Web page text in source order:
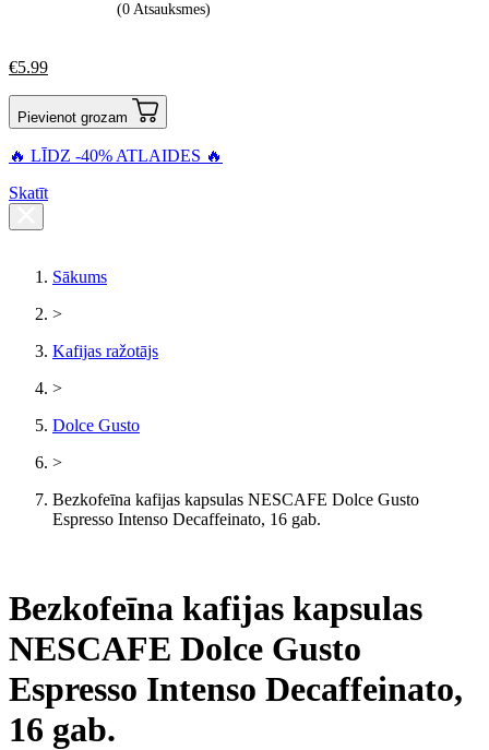
(0 Atsauksmes)
€5.99
Pievienot grozam
🔥 LĪDZ -40% ATLAIDES 🔥
Skatīt
Sākums
>
Kafijas ražotājs
>
Dolce Gusto
>
Bezkofeīna kafijas kapsulas NESCAFE Dolce Gusto
Espresso Intenso Decaffeinato, 16 gab.
Bezkofeīna kafijas kapsulas
NESCAFE Dolce Gusto
Espresso Intenso Decaffeinato,
16 gab.